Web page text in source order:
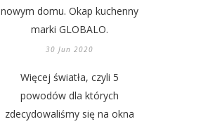
nowym domu. Okap kuchenny
marki GLOBALO.
30 Jun 2020
Więcej światła, czyli 5
powodów dla których
zdecydowaliśmy się na okna